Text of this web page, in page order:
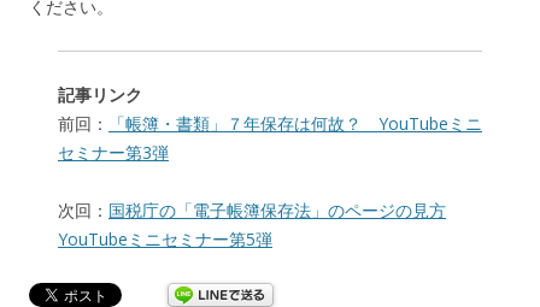
ください。
記事リンク
前回：
「帳簿・書類」７年保存は何故？ YouTubeミニ
セミナー第3弾
次回： 国税庁の「電子帳簿保存法」のページの見方
YouTubeミニセミナー第5弾